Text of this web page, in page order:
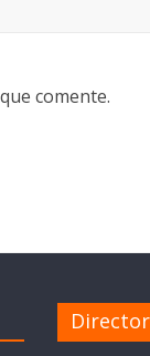
comente.